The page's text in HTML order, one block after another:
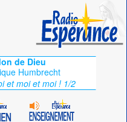
de Dieu
Humbrecht
et moi et moi ! 1/2